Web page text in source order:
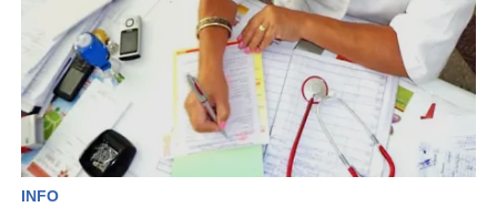
INFO